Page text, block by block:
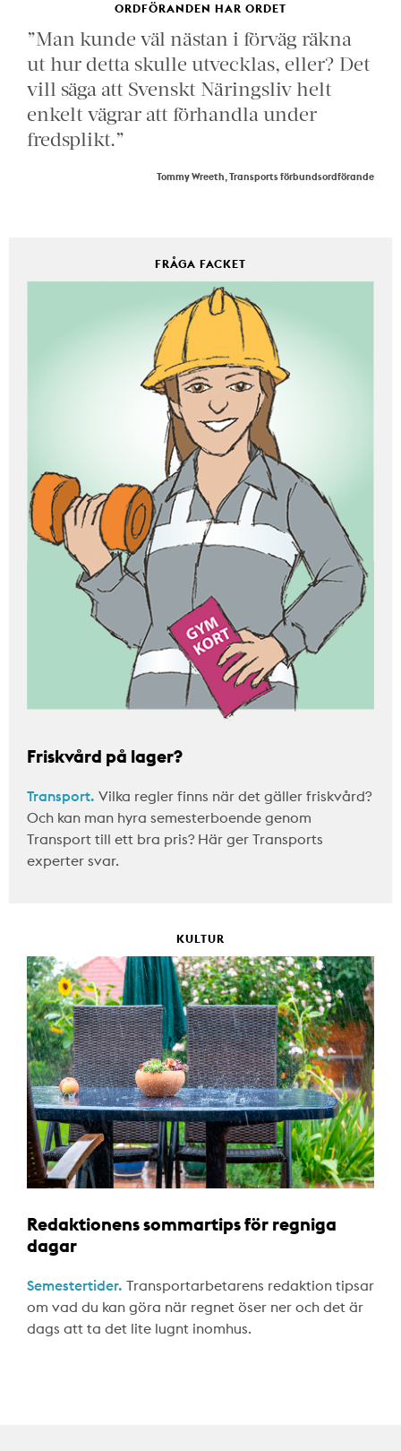
ORDFÖRANDEN HAR ORDET
”Man kunde väl nästan i förväg räkna
ut hur detta skulle utvecklas, eller? Det
vill säga att Svenskt Näringsliv helt
enkelt vägrar att förhandla under
fredsplikt.”
Tommy Wreeth, Transports förbundsordförande
FRÅGA FACKET
Friskvård på lager?
Transport. Vilka regler finns när det gäller friskvård?
Och kan man hyra semesterboende genom
Transport till ett bra pris? Här ger Transports
experter svar.
KULTUR
Redaktionens sommartips för regniga
dagar
Semestertider. Transportarbetarens redaktion tipsar
om vad du kan göra när regnet öser ner och det är
dags att ta det lite lugnt inomhus.